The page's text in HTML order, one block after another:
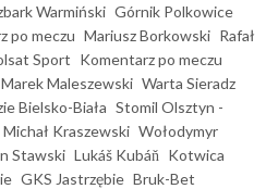
Warmiński Górnik Polkowice
po meczu Mariusz Borkowski Rafał
Sport Komentarz po meczu
Marek Maleszewski Warta Sieradz
Bielsko-Biała Stomil Olsztyn -
Michał Kraszewski Wołodymyr
Stawski Lukáš Kubáň Kotwica
GKS Jastrzębie Bruk-Bet